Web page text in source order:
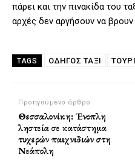
πάρει και την πινακίδα του
αρχές δεν αργήσουν να
TAGS ΟΔΗΓΌΣ ΤΑΞΊ
Προηγούμενο άρθρο
Θεσσαλονίκη: Ένοπλη
ληστεία σε κατάστημα
τυχερών παιχνιδιών στη
Νεάπολη